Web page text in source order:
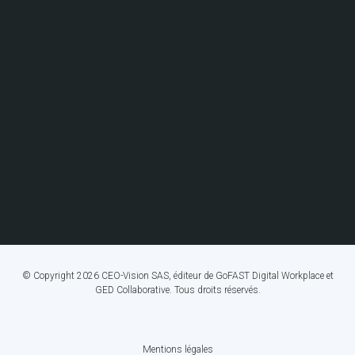
© Copyright 2026 CEO-Vision SAS, éditeur de GoFAST Digital Workplace et
GED Collaborative. Tous droits réservés.
Mentions légales